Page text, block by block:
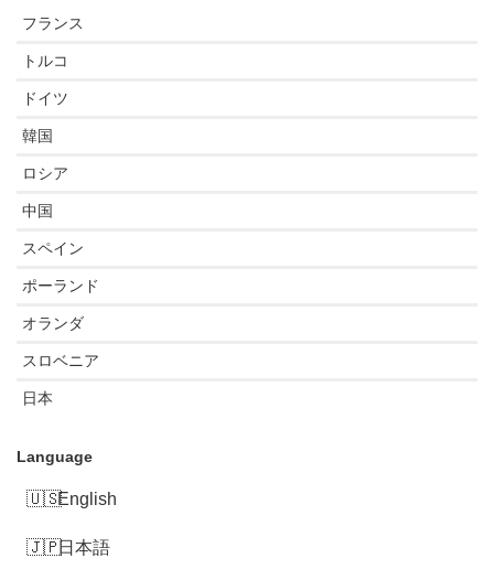
フランス
トルコ
ドイツ
韓国
ロシア
中国
スペイン
ポーランド
オランダ
スロベニア
日本
Language
English
日本語